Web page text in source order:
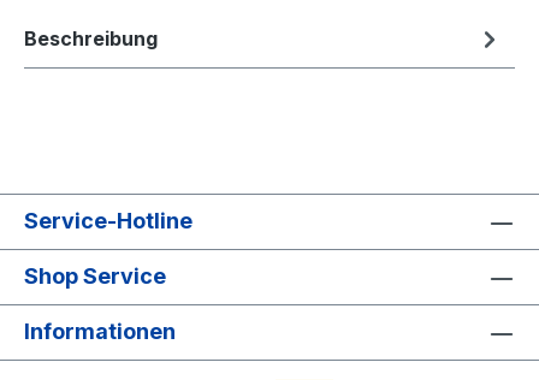
Beschreibung
Service-Hotline
Shop Service
Informationen